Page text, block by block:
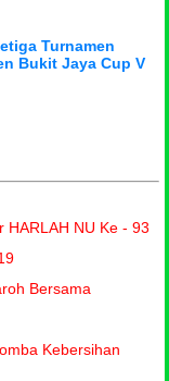
Turnamen
Bukit Jaya Cup V
HARLAH NU Ke - 93
Bersama
Kebersihan